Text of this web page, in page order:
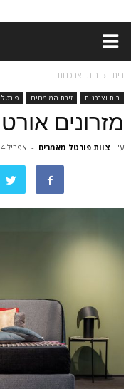
בית בית וצרכנות
בית וצרכנות זירת המומחים
מזרונים
ע"י צוות פורטל מאמרים - אפריל 4, 2025